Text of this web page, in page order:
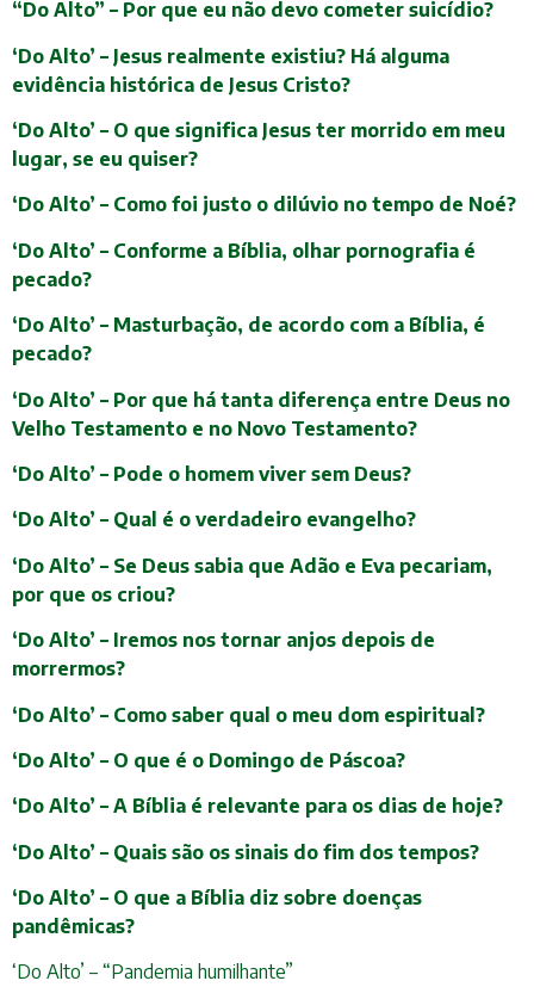
“Do Alto” – Por que eu não devo cometer suicídio?
‘Do Alto’ – Jesus realmente existiu? Há alguma
evidência histórica de Jesus Cristo?
‘Do Alto’ – O que significa Jesus ter morrido em meu
lugar, se eu quiser?
‘Do Alto’ – Como foi justo o dilúvio no tempo de Noé?
‘Do Alto’ – Conforme a Bíblia, olhar pornografia é
pecado?
‘Do Alto’ – Masturbação, de acordo com a Bíblia, é
pecado?
‘Do Alto’ – Por que há tanta diferença entre Deus no
Velho Testamento e no Novo Testamento?
‘Do Alto’ – Pode o homem viver sem Deus?
‘Do Alto’ – Qual é o verdadeiro evangelho?
‘Do Alto’ – Se Deus sabia que Adão e Eva pecariam,
por que os criou?
‘Do Alto’ – Iremos nos tornar anjos depois de
morrermos?
‘Do Alto’ – Como saber qual o meu dom espiritual?
‘Do Alto’ – O que é o Domingo de Páscoa?
‘Do Alto’ – A Bíblia é relevante para os dias de hoje?
‘Do Alto’ – Quais são os sinais do fim dos tempos?
‘Do Alto’ – O que a Bíblia diz sobre doenças
pandêmicas?
‘Do Alto’ – “Pandemia humilhante”